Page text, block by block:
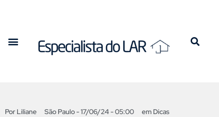
Por Liliane São Paulo -17/06/24 - 05:00 em Dicas